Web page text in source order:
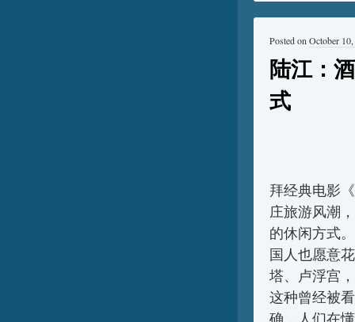
陆江：
式
Posted on October
拜经典电影
庄旅游风潮
的休闲方式
国人也愿意
塔、卢浮宫
这种曾经被
确，人们在